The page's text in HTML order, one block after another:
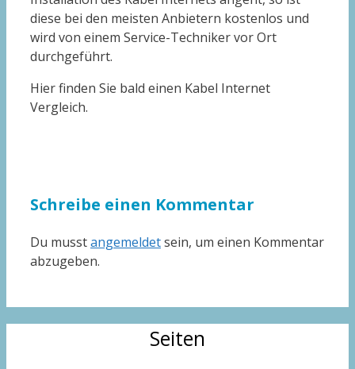
diese bei den meisten Anbietern kostenlos und
wird von einem Service-Techniker vor Ort
durchgeführt.
Hier finden Sie bald einen Kabel Internet
Vergleich.
Schreibe einen Kommentar
Du musstangemeldetsein, um einen Kommentar
abzugeben.
Seiten